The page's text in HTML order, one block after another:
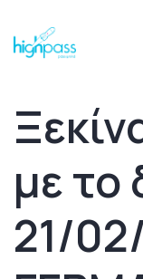
με το
21/